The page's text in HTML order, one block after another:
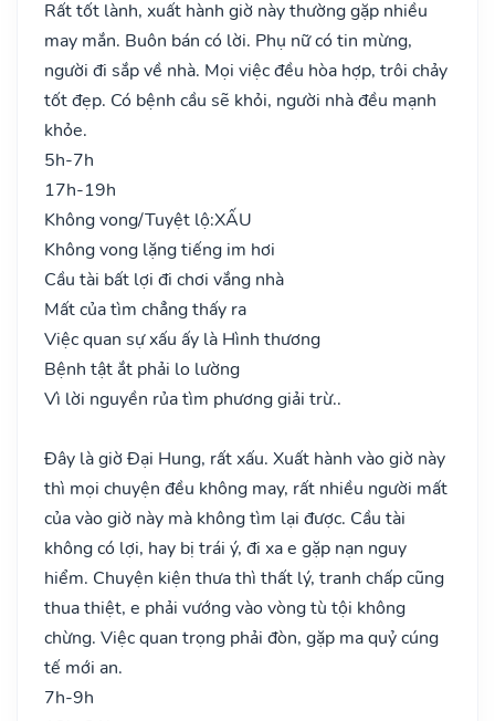
Rất tốt lành, xuất hành giờ này thường gặp nhiều
may mắn. Buôn bán có lời. Phụ nữ có tin mừng,
người đi sắp về nhà. Mọi việc đều hòa hợp, trôi chảy
tốt đẹp. Có bệnh cầu sẽ khỏi, người nhà đều mạnh
khỏe.
5h-7h
17h-19h
Không vong/Tuyệt lộ:XẤU
Không vong lặng tiếng im hơi
Cầu tài bất lợi đi chơi vắng nhà
Mất của tìm chẳng thấy ra
Việc quan sự xấu ấy là Hình thương
Bệnh tật ắt phải lo lường
Vì lời nguyền rủa tìm phương giải trừ..
Đây là giờ Đại Hung, rất xấu. Xuất hành vào giờ này
thì mọi chuyện đều không may, rất nhiều người mất
của vào giờ này mà không tìm lại được. Cầu tài
không có lợi, hay bị trái ý, đi xa e gặp nạn nguy
hiểm. Chuyện kiện thưa thì thất lý, tranh chấp cũng
thua thiệt, e phải vướng vào vòng tù tội không
chừng. Việc quan trọng phải đòn, gặp ma quỷ cúng
tế mới an.
7h-9h